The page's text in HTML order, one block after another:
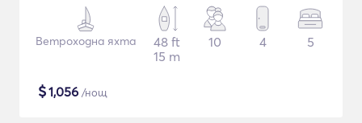
Ветроходна яхта
48 ft
15 m
10 4 5
$1,056 /нощ